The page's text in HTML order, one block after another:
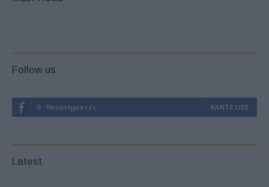
Follow us
0 Υποστηρικτές ΚΆΝΤΕ LIKE
Latest